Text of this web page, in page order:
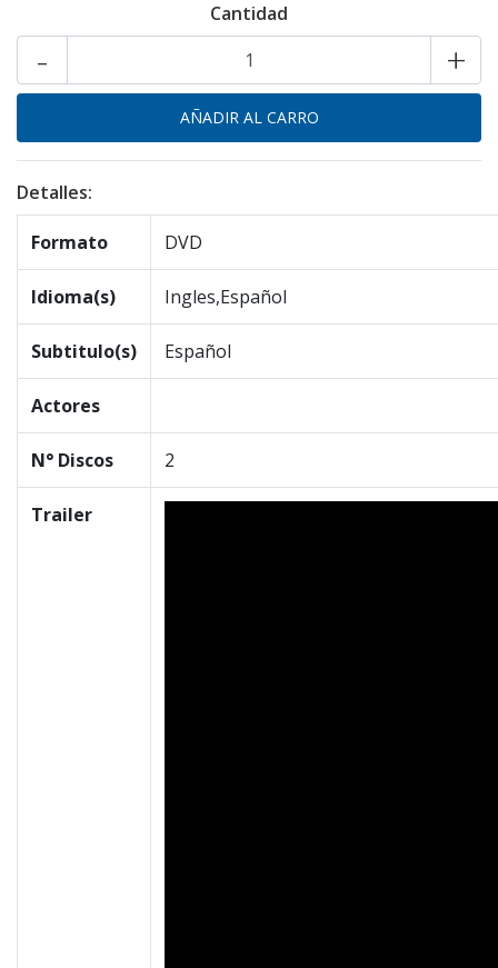
Cantidad
+
-
Detalles:
Formato DVD
Idioma(s) Ingles,Español
Subtitulo(s) Español
Actores
N° Discos 2
Trailer